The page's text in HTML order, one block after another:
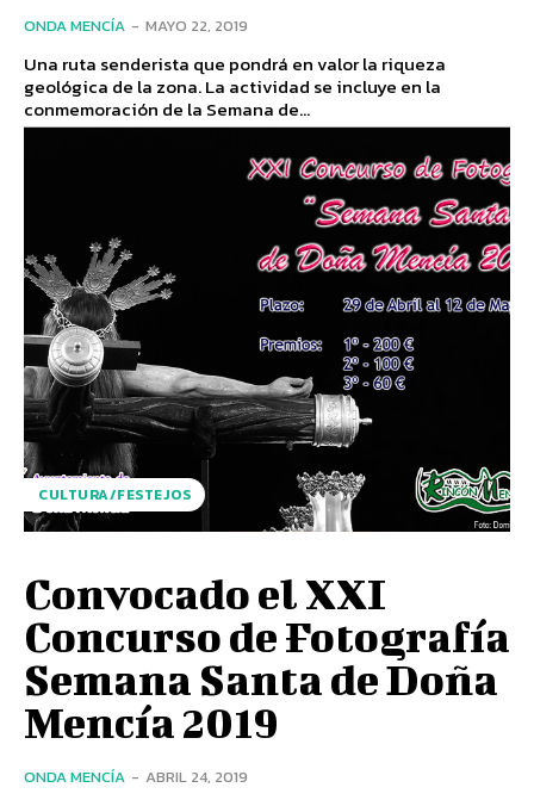
ONDA MENCÍA - MAYO 22, 2019
Una ruta senderista que pondrá en valor la riqueza
geológica de la zona. La actividad se incluye en la
conmemoración de la Semana de...
CULTURA/FESTEJOS
Convocado el XXI
Concurso de Fotografía
Semana Santa de Doña
Mencía 2019
ONDA MENCÍA - ABRIL 24, 2019